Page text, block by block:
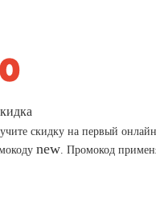
скидку на первый
new. Промокод